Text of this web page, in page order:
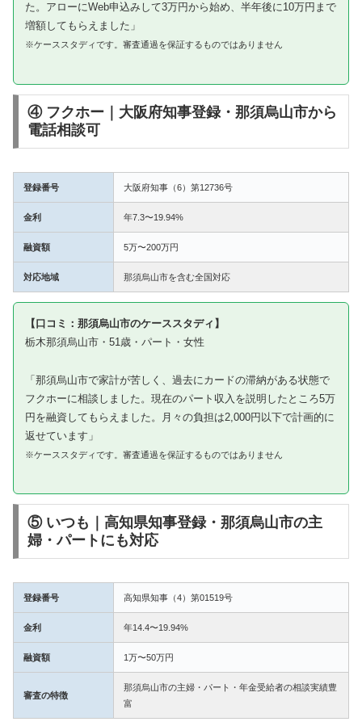
た。アローにWeb申込みして3万円から始め、半年後に10万円まで
増額してもらえました」
※ケーススタディです。審査通過を保証するものではありません
④ フクホー｜大阪府知事登録・那須烏山市から
電話相談可
登録番号 大阪府知事（6）第12736号
金利 年7.3〜19.94%
融資額 5万〜200万円
対応地域 那須烏山市を含む全国対応
【口コミ：那須烏山市のケーススタディ】
栃木那須烏山市・51歳・パート・女性
「那須烏山市で家計が苦しく、過去にカードの滞納がある状態で
フクホーに相談しました。現在のパート収入を説明したところ5万
円を融資してもらえました。月々の負担は2,000円以下で計画的に
返せています」
※ケーススタディです。審査通過を保証するものではありません
⑤ いつも｜高知県知事登録・那須烏山市の主
婦・パートにも対応
登録番号 高知県知事（4）第01519号
金利 年14.4〜19.94%
融資額 1万〜50万円
審査の特徴
那須烏山市の主婦・パート・年金受給者の相談実績豊
富